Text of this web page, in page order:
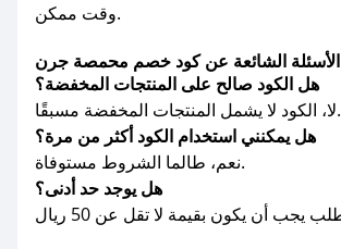
وقت ممكن.
الأسئلة الشائعة عن كود خصم محمصة جرن
هل الكود صالح على المنتجات المخفضة؟
لا، الكود لا يشمل المنتجات المخفضة مسبقًا.
هل يمكنني استخدام الكود أكثر من مرة؟
نعم، طالما الشروط مستوفاة.
هل يوجد حد أدنى؟